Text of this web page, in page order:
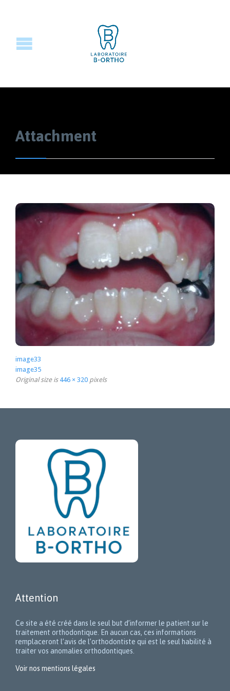
Attachment
image33
image35
Original size is 446 × 320 pixels
Attention
Ce site a été créé dans le seul but d’informer le patient sur le
traitement orthodontique. En aucun cas, ces informations
remplaceront l’avis de l’orthodontiste qui est le seul habilité à
traiter vos anomalies orthodontiques.
Voir nos mentions légales